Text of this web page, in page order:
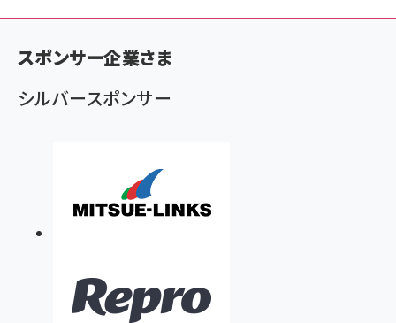
ン
く
ず
スポンサー企業さま
シルバースポンサー